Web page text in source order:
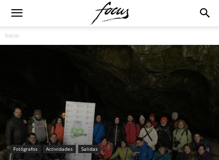
Inicio
Fotógrafos Actividades Salidas